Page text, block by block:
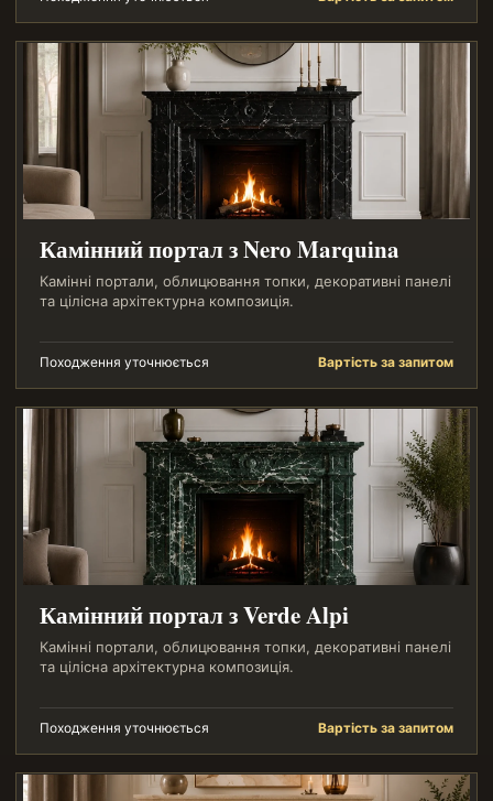
Камінний портал з Nero Marquina
Камінні портали, облицювання топки, декоративні панелі
та цілісна архітектурна композиція.
Походження уточнюється Вартість за запитом
Камінний портал з Verde Alpi
Камінні портали, облицювання топки, декоративні панелі
та цілісна архітектурна композиція.
Походження уточнюється Вартість за запитом